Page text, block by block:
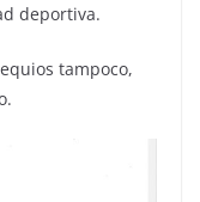
deportiva.
tampoco,